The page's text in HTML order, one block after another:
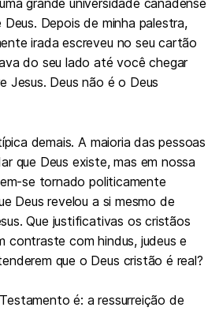
grande universidade canadense
Depois de minha palestra,
irada escreveu no seu cartão
do seu lado até você chegar
Jesus. Deus não é o Deus
demais. A maioria das pessoas
que Deus existe, mas em nossa
se tornado politicamente
Deus revelou a si mesmo de
Que justificativas os cristãos
contraste com hindus, judeus e
que o Deus cristão é real?
é: a ressurreição de